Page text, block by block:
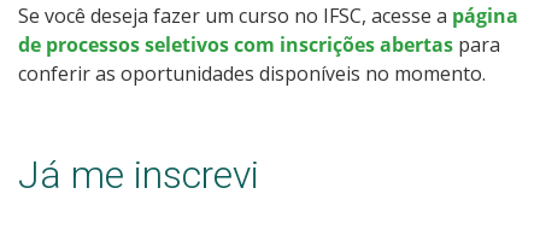
Vagas Ociosas
Orientações para Matrícula
Se você deseja fazer um curso no IFSC, acesse a página
de processos seletivos com inscrições abertas para
conferir as oportunidades disponíveis no momento.
Já me inscrevi